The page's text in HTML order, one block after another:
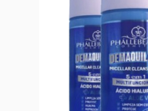
beleza de nossos clientes,
oferecendo uma ampla gama
de produtos que inspiram
confiança e criatividade. Desde
os últimos lançamentos em
maquiagem até os acessórios
mais elegantes, estamos aqui
para ajudá-lo a alcançar seu
visual dos sonhos. Explore nossa
seleção cuidadosamente
selecionada e descubra como a
beleza se torna uma expressão